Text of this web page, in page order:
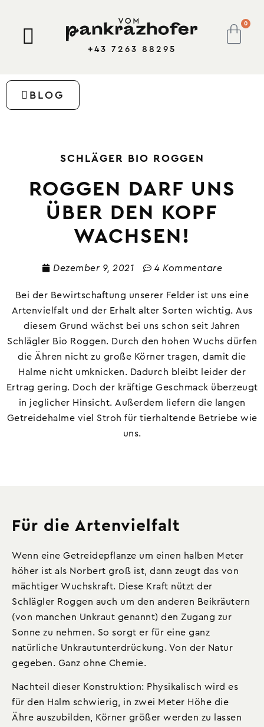
+43 7263 88295
0
BLOG
SCHLÄGER BIO ROGGEN
ROGGEN DARF UNS
ÜBER DEN KOPF
WACHSEN!
Dezember 9, 2021 4 Kommentare
Bei der Bewirtschaftung unserer Felder ist uns eine
Artenvielfalt und der Erhalt alter Sorten wichtig. Aus
diesem Grund wächst bei uns schon seit Jahren
Schlägler Bio Roggen. Durch den hohen Wuchs dürfen
die Ähren nicht zu große Körner tragen, damit die
Halme nicht umknicken. Dadurch bleibt leider der
Ertrag gering. Doch der kräftige Geschmack überzeugt
in jeglicher Hinsicht. Außerdem liefern die langen
Getreidehalme viel Stroh für tierhaltende Betriebe wie
uns.
Für die Artenvielfalt
Wenn eine Getreidepflanze um einen halben Meter
höher ist als Norbert groß ist, dann zeugt das von
mächtiger Wuchskraft. Diese Kraft nützt der
Schlägler Roggen auch um den anderen Beikräutern
(von manchen Unkraut genannt) den Zugang zur
Sonne zu nehmen. So sorgt er für eine ganz
natürliche Unkrautunterdrückung. Von der Natur
gegeben. Ganz ohne Chemie.
Nachteil dieser Konstruktion: Physikalisch wird es
für den Halm schwierig, in zwei Meter Höhe die
Ähre auszubilden, Körner größer werden zu lassen